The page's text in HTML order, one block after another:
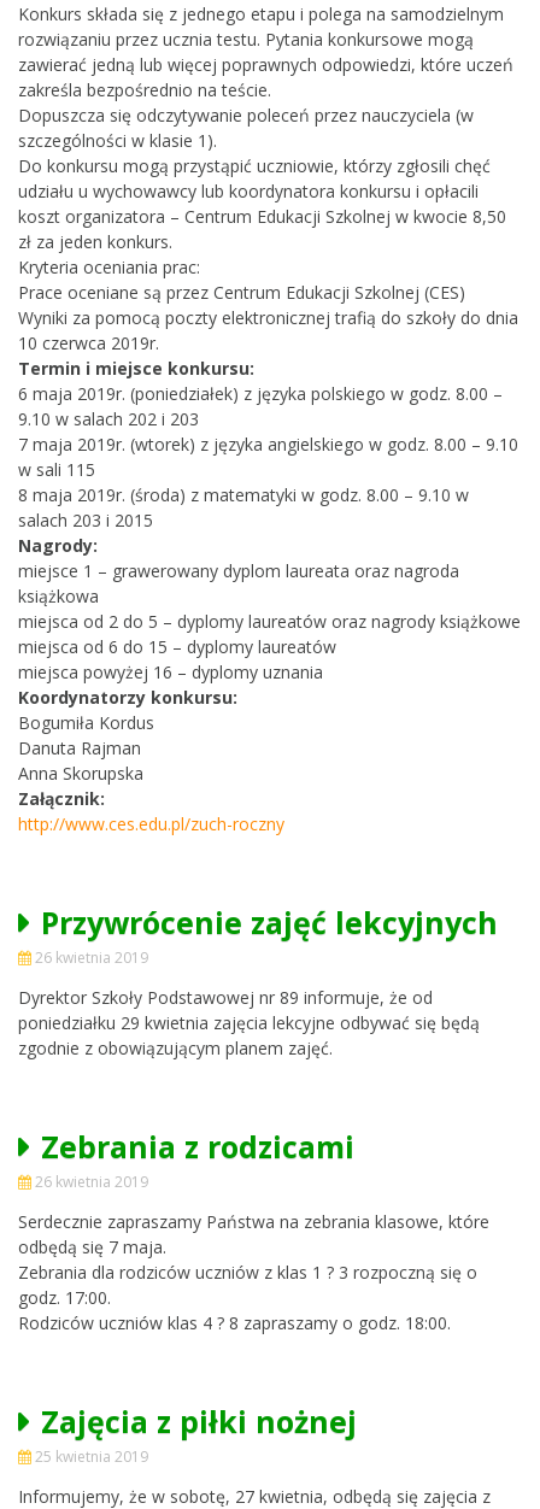
Konkurs składa się z jednego etapu i polega na samodzielnym
rozwiązaniu przez ucznia testu. Pytania konkursowe mogą
zawierać jedną lub więcej poprawnych odpowiedzi, które uczeń
zakreśla bezpośrednio na teście.
Dopuszcza się odczytywanie poleceń przez nauczyciela (w
szczególności w klasie 1).
Do konkursu mogą przystąpić uczniowie, którzy zgłosili chęć
udziału u wychowawcy lub koordynatora konkursu i opłacili
koszt organizatora – Centrum Edukacji Szkolnej w kwocie 8,50
zł za jeden konkurs.
Kryteria oceniania prac:
Prace oceniane są przez Centrum Edukacji Szkolnej (CES)
Wyniki za pomocą poczty elektronicznej trafią do szkoły do dnia
10 czerwca 2019r.
Termin i miejsce konkursu:
6 maja 2019r. (poniedziałek) z języka polskiego w godz. 8.00 –
9.10 w salach 202 i 203
7 maja 2019r. (wtorek) z języka angielskiego w godz. 8.00 – 9.10
w sali 115
8 maja 2019r. (środa) z matematyki w godz. 8.00 – 9.10 w
salach 203 i 2015
Nagrody:
miejsce 1 – grawerowany dyplom laureata oraz nagroda
książkowa
miejsca od 2 do 5 – dyplomy laureatów oraz nagrody książkowe
miejsca od 6 do 15 – dyplomy laureatów
miejsca powyżej 16 – dyplomy uznania
Koordynatorzy konkursu:
Bogumiła Kordus
Danuta Rajman
Anna Skorupska
Załącznik:
http://www.ces.edu.pl/zuch-roczny
Przywrócenie zajęć lekcyjnych
26 kwietnia 2019
Dyrektor Szkoły Podstawowej nr 89 informuje, że od
poniedziałku 29 kwietnia zajęcia lekcyjne odbywać się będą
zgodnie z obowiązującym planem zajęć.
Zebrania z rodzicami
26 kwietnia 2019
Serdecznie zapraszamy Państwa na zebrania klasowe, które
odbędą się 7 maja.
Zebrania dla rodziców uczniów z klas 1 ? 3 rozpoczną się o
godz. 17:00.
Rodziców uczniów klas 4 ? 8 zapraszamy o godz. 18:00.
Zajęcia z piłki nożnej
25 kwietnia 2019
Informujemy, że w sobotę, 27 kwietnia, odbędą się zajęcia z